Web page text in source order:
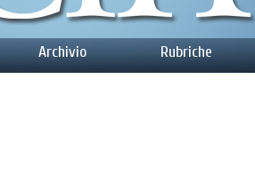
Archivio Rubriche